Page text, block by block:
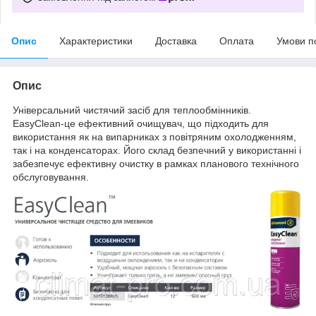
Опис Характеристики Доставка Оплата Умови
Опис
Універсальний чистячий засіб для теплообмінників.
EasyClean-це ефективний очищувач, що підходить для
використання як на випарниках з повітряним охолодженням,
так і на конденсаторах. Його склад безпечний у використанні і
забезпечує ефективну очистку в рамках планового технічного
обслуговування.